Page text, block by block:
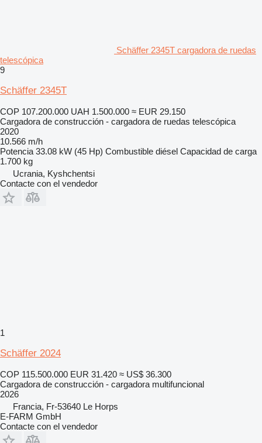
Schäffer 2345T cargadora de ruedas
telescópica
9
Schäffer 2345T
COP 107.200.000 UAH 1.500.000 ≈ EUR 29.150
Cargadora de construcción - cargadora de ruedas telescópica
2020
10.566 m/h
Potencia 33.08 kW (45 Hp) Combustible diésel Capacidad de carga
1.700 kg
Ucrania, Kyshchentsi
Contacte con el vendedor
1
Schäffer 2024
COP 115.500.000 EUR 31.420 ≈ US$ 36.300
Cargadora de construcción - cargadora multifuncional
2026
Francia, Fr-53640 Le Horps
E-FARM GmbH
Contacte con el vendedor